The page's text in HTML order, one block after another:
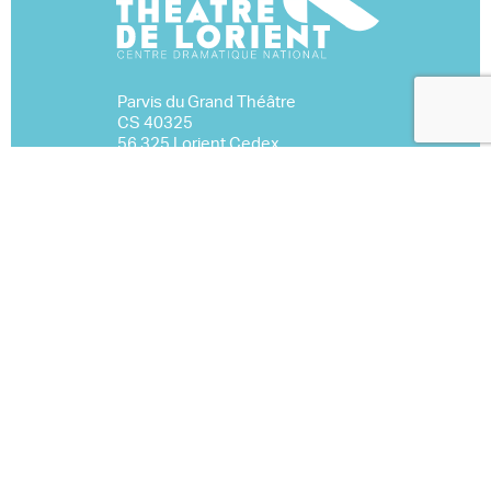
Parvis du Grand Théâtre
CS 40325
56 325 Lorient Cedex